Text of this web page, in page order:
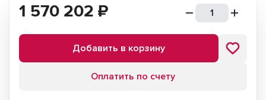
1 570 202 ₽
Добавить в корзину
Оплатить по счету